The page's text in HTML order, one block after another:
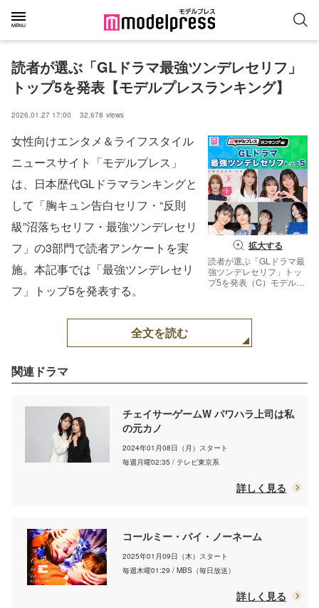
読者が選ぶ「GLドラマ最強ツンデレセリフ」
トップ5を発表【モデルプレスランキング】
2026.01.27 17:00 32,678 views
拡大する
読者が選ぶ「GLドラマ最
強ツンデレセリフ」トッ
プ5を発表（C）モデルプ
女性向けエンタメ＆ライフスタイル
ニュースサイト「モデルプレス」
は、日本歴代GLドラマランキングと
して「胸キュン告白セリフ・“反則
級”沼落ちセリフ・最強ツンデレセリ
フ」の3部門で読者アンケートを実
施。本記事では「最強ツンデレセリ
フ」トップ5を発表する。
全文を読む
関連ドラマ
チェイサーゲームW パワハラ上司は私
の元カノ
2024年01月08日（月）スタート
毎週月曜02:35 / テレビ東京系
詳しく見る
コールミー・バイ・ノーネーム
2025年01月09日（木）スタート
毎週木曜01:29 / MBS（毎日放送）
詳しく見る